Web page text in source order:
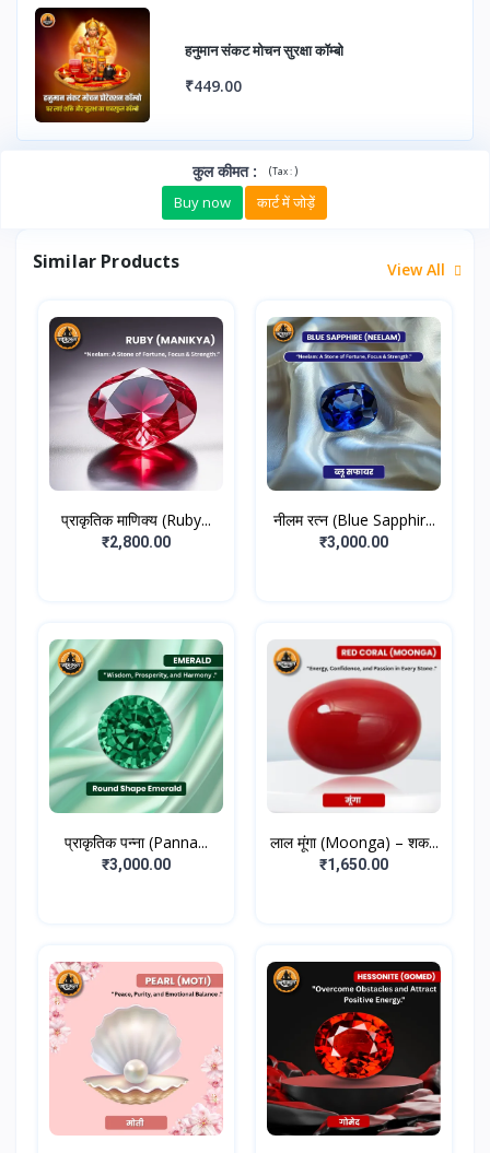
हनुमान संकट मोचन सुरक्षा कॉम्बो
₹449.00
कुल कीमत: (Tax :)
Buy now कार्ट में जोड़ें
Similar Products View All
प्राकृतिक माणिक्य (Ruby...
₹2,800.00
नीलम रत्न (Blue Sapphir...
₹3,000.00
प्राकृतिक पन्ना (Panna...
₹3,000.00
लाल मूंगा (Moonga) – शक...
₹1,650.00